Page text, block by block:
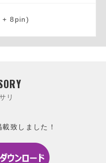
+ 8pin)
リ
致しました！